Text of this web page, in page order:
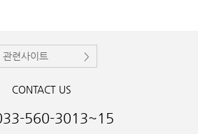
관련사이트
CONTACT US
560-3013~15